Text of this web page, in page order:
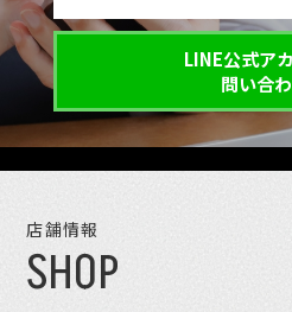
LINE公式ア
問い合
店舗情報
SHOP